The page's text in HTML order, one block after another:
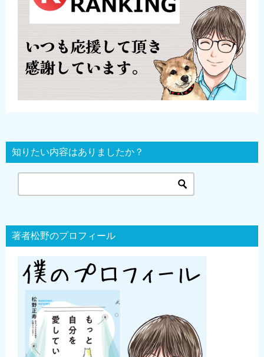
知りたい内容はありましたか？
著者松野のプロフィール